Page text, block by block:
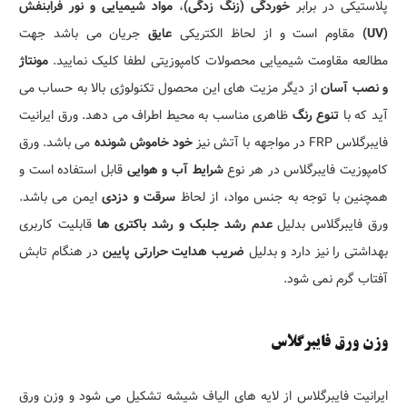
پلاستیکی در برابر خوردگی (زنگ زدگی)، مواد شیمیایی و نور فرابنفش
(UV)
مقاوم است و از لحاظ الکتریکی عایقجریان می باشد جهت
مطالعه مقاومت شیمیایی محصولات کامپوزیتی لطفا کلیک نمایید. مونتاژ
و نصب آساناز دیگر مزیت های این محصول تکنولوژی بالا به حساب می
آید که با تنوع رنگ ظاهری مناسب به محیط اطراف می دهد. ورق ایرانیت
فایبرگلاس FRP در مواجهه با آتش نیز
خود خاموش شونده می باشد. ورق
کامپوزیت فایبرگلاس در هر نوعشرایط آب و هوایی قابل استفاده است و
همچنین با توجه به جنس مواد، از لحاظ سرقت و دزدیایمن می باشد.
ورق فایبرگلاس بدلیلعدم رشد جلبک و رشد باکتری ها قابلیت کاربری
بهداشتی را نیز دارد و بدلیل ضریب هدایت حرارتی پایین در هنگام تابش
آفتاب گرم نمی شود.
وزن ورق فایبرگلاس
ایرانیت فایبرگلاس از لایه های الیاف شیشه تشکیل می شود و وزن ورق